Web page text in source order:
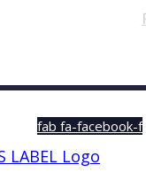
fab fa-facebook-f